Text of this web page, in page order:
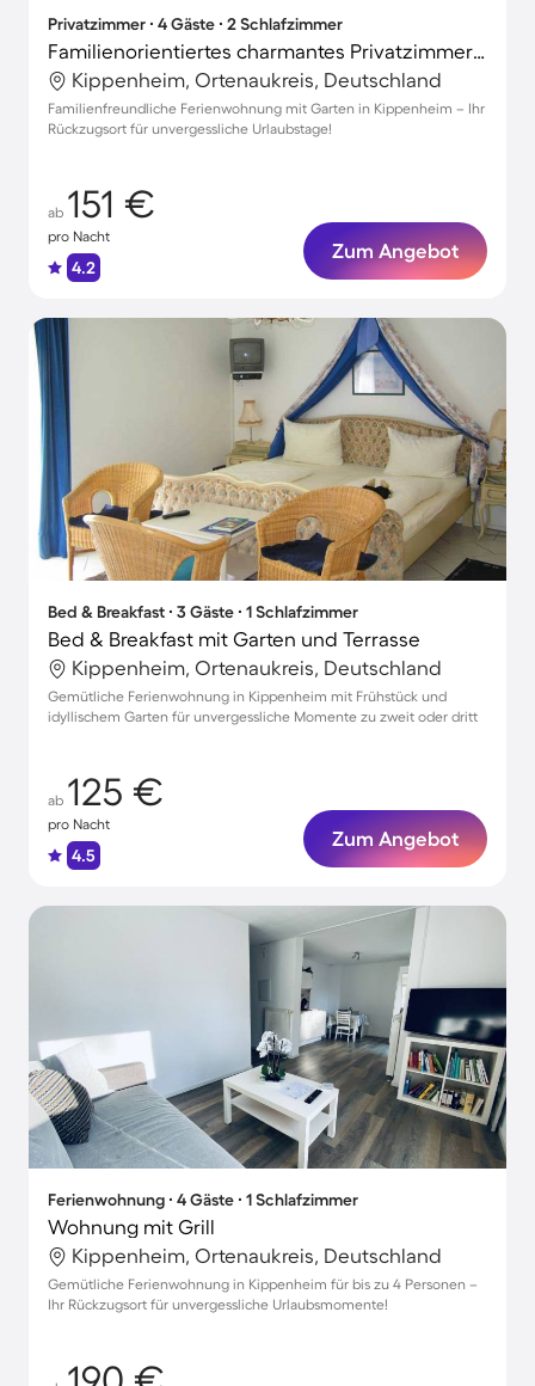
Privatzimmer ∙ 4 Gäste ∙ 2 Schlafzimmer
Familienorientiertes charmantes Privatzimmer mit Terrasse und Garten
Kippenheim, Ortenaukreis, Deutschland
Familienfreundliche Ferienwohnung mit Garten in Kippenheim – Ihr
Rückzugsort für unvergessliche Urlaubstage!
ab 151 €
pro Nacht
4.2
Zum Angebot
Bed & Breakfast ∙ 3 Gäste ∙ 1 Schlafzimmer
Bed & Breakfast mit Garten und Terrasse
Kippenheim, Ortenaukreis, Deutschland
Gemütliche Ferienwohnung in Kippenheim mit Frühstück und
idyllischem Garten für unvergessliche Momente zu zweit oder dritt
ab 125 €
pro Nacht
4.5
Zum Angebot
Ferienwohnung ∙ 4 Gäste ∙ 1 Schlafzimmer
Wohnung mit Grill
Kippenheim, Ortenaukreis, Deutschland
Gemütliche Ferienwohnung in Kippenheim für bis zu 4 Personen –
Ihr Rückzugsort für unvergessliche Urlaubsmomente!